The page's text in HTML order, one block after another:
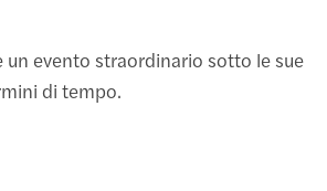
un evento straordinario sotto le sue
di tempo.